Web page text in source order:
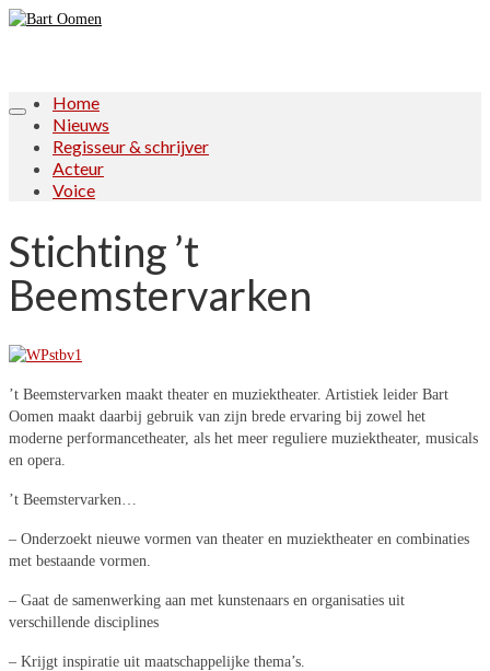
Home
Nieuws
Regisseur & schrijver
Acteur
Voice
Stichting ’t
Beemstervarken
’t Beemstervarken maakt theater en muziektheater. Artistiek leider Bart
Oomen maakt daarbij gebruik van zijn brede ervaring bij zowel het
moderne performancetheater, als het meer reguliere muziektheater, musicals
en opera.
’t Beemstervarken…
– Onderzoekt nieuwe vormen van theater en muziektheater en combinaties
met bestaande vormen.
– Gaat de samenwerking aan met kunstenaars en organisaties uit
verschillende disciplines
– Krijgt inspiratie uit maatschappelijke thema’s.